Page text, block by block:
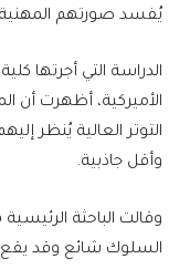
يُفسد صورتهم المهنية
الدراسة التي أجرتها
الأميركية، أظهرت أن
التوتر العالية يُنظر
وأقل جاذبية.
وقالت الباحثة
السلوك شائع وقد يقع